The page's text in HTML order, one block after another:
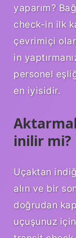
yaparım?
check-in ilk
çevrimiçi
in
personel
en iyisidir.
inilir mi?
Uçaktan
alın ve bir
doğrudan
uçuşunuz